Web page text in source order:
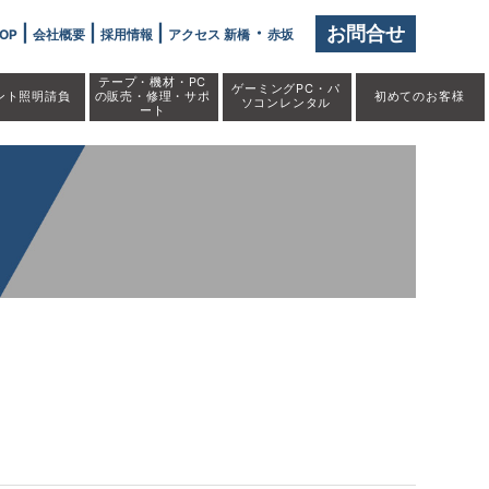
お問合せ
| 会社概要| 採用情報 アクセス 新橋・ 赤坂
ト照明請負
テープ・機材・PC
の販売・修理・サポ
ート
ゲーミングPC・パ
ソコンレンタル
初めてのお客様